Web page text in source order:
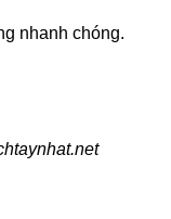
nhanh chóng.